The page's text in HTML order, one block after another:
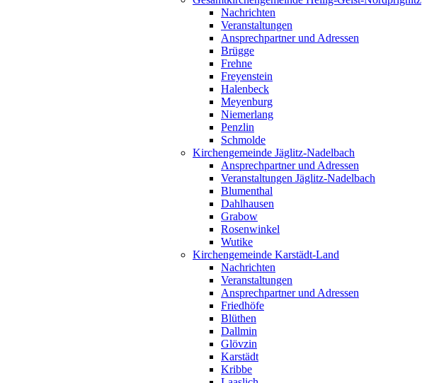
Nachrichten
Veranstaltungen
Ansprechpartner und Adressen
Brügge
Frehne
Freyenstein
Halenbeck
Meyenburg
Niemerlang
Penzlin
Schmolde
Kirchengemeinde Jäglitz-Nadelbach
Ansprechpartner und Adressen
Veranstaltungen Jäglitz-Nadelbach
Blumenthal
Dahlhausen
Grabow
Rosenwinkel
Wutike
Kirchengemeinde Karstädt-Land
Nachrichten
Veranstaltungen
Ansprechpartner und Adressen
Friedhöfe
Blüthen
Dallmin
Glövzin
Karstädt
Kribbe